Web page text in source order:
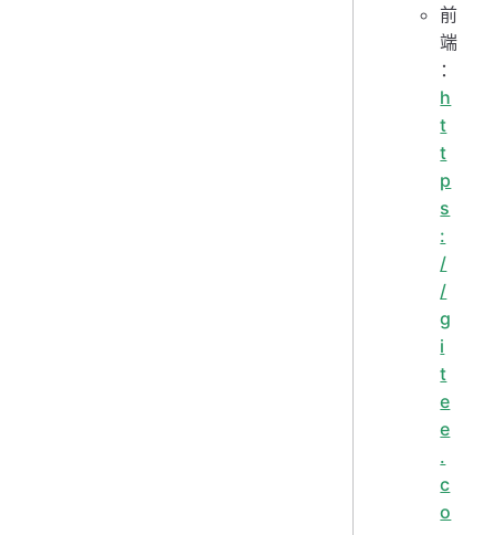
前
端
：
h
t
t
p
s
:
/
/
g
i
t
e
e
.
c
o